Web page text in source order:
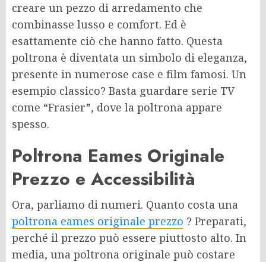
creare un pezzo di arredamento che
combinasse lusso e comfort. Ed è
esattamente ciò che hanno fatto. Questa
poltrona è diventata un simbolo di eleganza,
presente in numerose case e film famosi. Un
esempio classico? Basta guardare serie TV
come “Frasier”, dove la poltrona appare
spesso.
Poltrona Eames Originale
Prezzo e Accessibilità
Ora, parliamo di numeri. Quanto costa una
poltrona eames originale prezzo ? Preparati,
perché il prezzo può essere piuttosto alto. In
media, una poltrona originale può costare